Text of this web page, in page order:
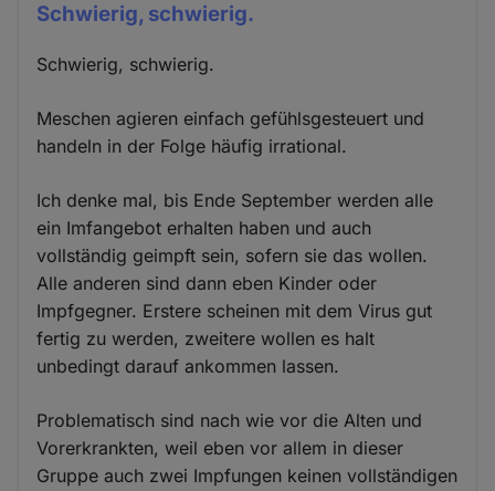
Schwierig, schwierig.
Schwierig, schwierig.
Meschen agieren einfach gefühlsgesteuert und
handeln in der Folge häufig irrational.
Ich denke mal, bis Ende September werden alle
ein Imfangebot erhalten haben und auch
vollständig geimpft sein, sofern sie das wollen.
Alle anderen sind dann eben Kinder oder
Impfgegner. Erstere scheinen mit dem Virus gut
fertig zu werden, zweitere wollen es halt
unbedingt darauf ankommen lassen.
Problematisch sind nach wie vor die Alten und
Vorerkrankten, weil eben vor allem in dieser
Gruppe auch zwei Impfungen keinen vollständigen